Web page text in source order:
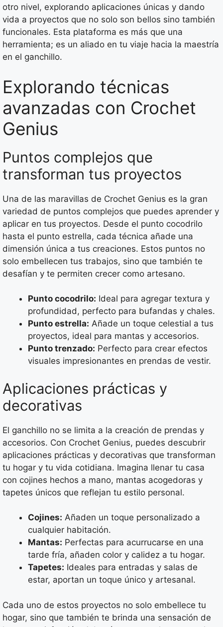
otro nivel, explorando aplicaciones únicas y dando
vida a proyectos que no solo son bellos sino también
funcionales. Esta plataforma es más que una
herramienta; es un aliado en tu viaje hacia la maestría
en el ganchillo.
Explorando técnicas
avanzadas con Crochet
Genius
Puntos complejos que
transforman tus proyectos
Una de las maravillas de Crochet Genius es la gran
variedad de puntos complejos que puedes aprender y
aplicar en tus proyectos. Desde el punto cocodrilo
hasta el punto estrella, cada técnica añade una
dimensión única a tus creaciones. Estos puntos no
solo embellecen tus trabajos, sino que también te
desafían y te permiten crecer como artesano.
Punto cocodrilo: Ideal para agregar textura y
profundidad, perfecto para bufandas y chales.
Punto estrella: Añade un toque celestial a tus
proyectos, ideal para mantas y accesorios.
Punto trenzado: Perfecto para crear efectos
visuales impresionantes en prendas de vestir.
Aplicaciones prácticas y
decorativas
El ganchillo no se limita a la creación de prendas y
accesorios. Con Crochet Genius, puedes descubrir
aplicaciones prácticas y decorativas que transforman
tu hogar y tu vida cotidiana. Imagina llenar tu casa
con cojines hechos a mano, mantas acogedoras y
tapetes únicos que reflejan tu estilo personal.
Cojines: Añaden un toque personalizado a
cualquier habitación.
Mantas: Perfectas para acurrucarse en una
tarde fría, añaden color y calidez a tu hogar.
Tapetes: Ideales para entradas y salas de
estar, aportan un toque único y artesanal.
Cada uno de estos proyectos no solo embellece tu
hogar, sino que también te brinda una sensación de